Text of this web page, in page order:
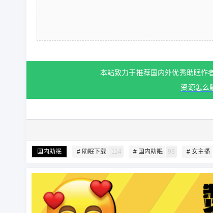
本站致力于推荐国内外优秀助眠作
资源怎么
国内助眠 # 助眠下载 114 # 国内助眠 93 # 女主播